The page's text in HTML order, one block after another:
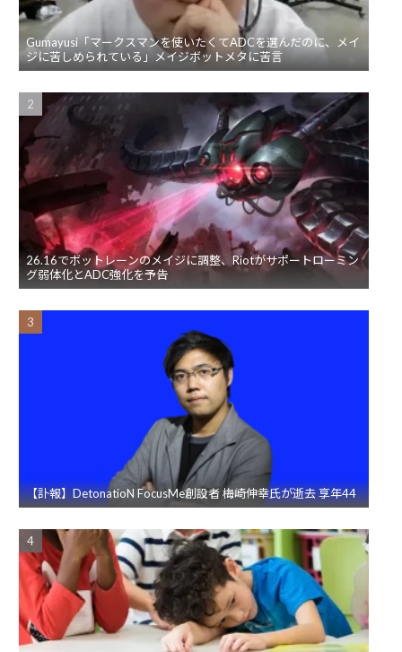
Gumayusi「マークスマンを使いたくてADCを選んだのに、メイ
ジに苦しめられている」メイジボットメタに苦言
26.16でボットレーンのメイジに調整、Riotがサポートローミン
グ弱体化とADC強化を予告
【訃報】DetonatioN FocusMe創設者 梅崎伸幸氏が逝去 享年44